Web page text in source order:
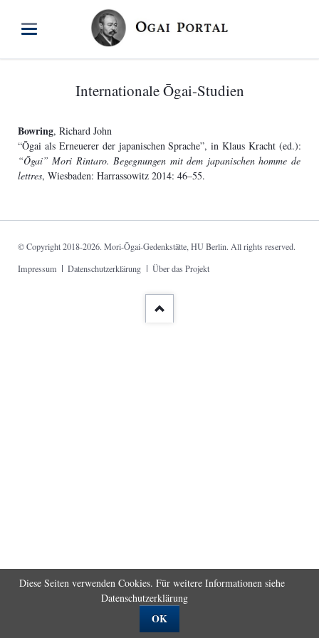
Internationale Ōgai-Studien
Bowring, Richard John
“Ōgai als Erneuerer der japanischen Sprache”, in Klaus Kracht (ed.):
“Ōgai” Mori Rintaro. Begegnungen mit dem japanischen homme de
lettres, Wiesbaden: Harrassowitz 2014: 46–55.
© Copyright 2018-2026. Mori-Ōgai-Gedenkstätte, HU Berlin. All rights reserved.
Navigation
Impressum Datenschutzerklärung Über das Projekt
Diese Seiten verwenden Cookies. Für weitere Informationen siehe
Datenschutzerklärung
OK